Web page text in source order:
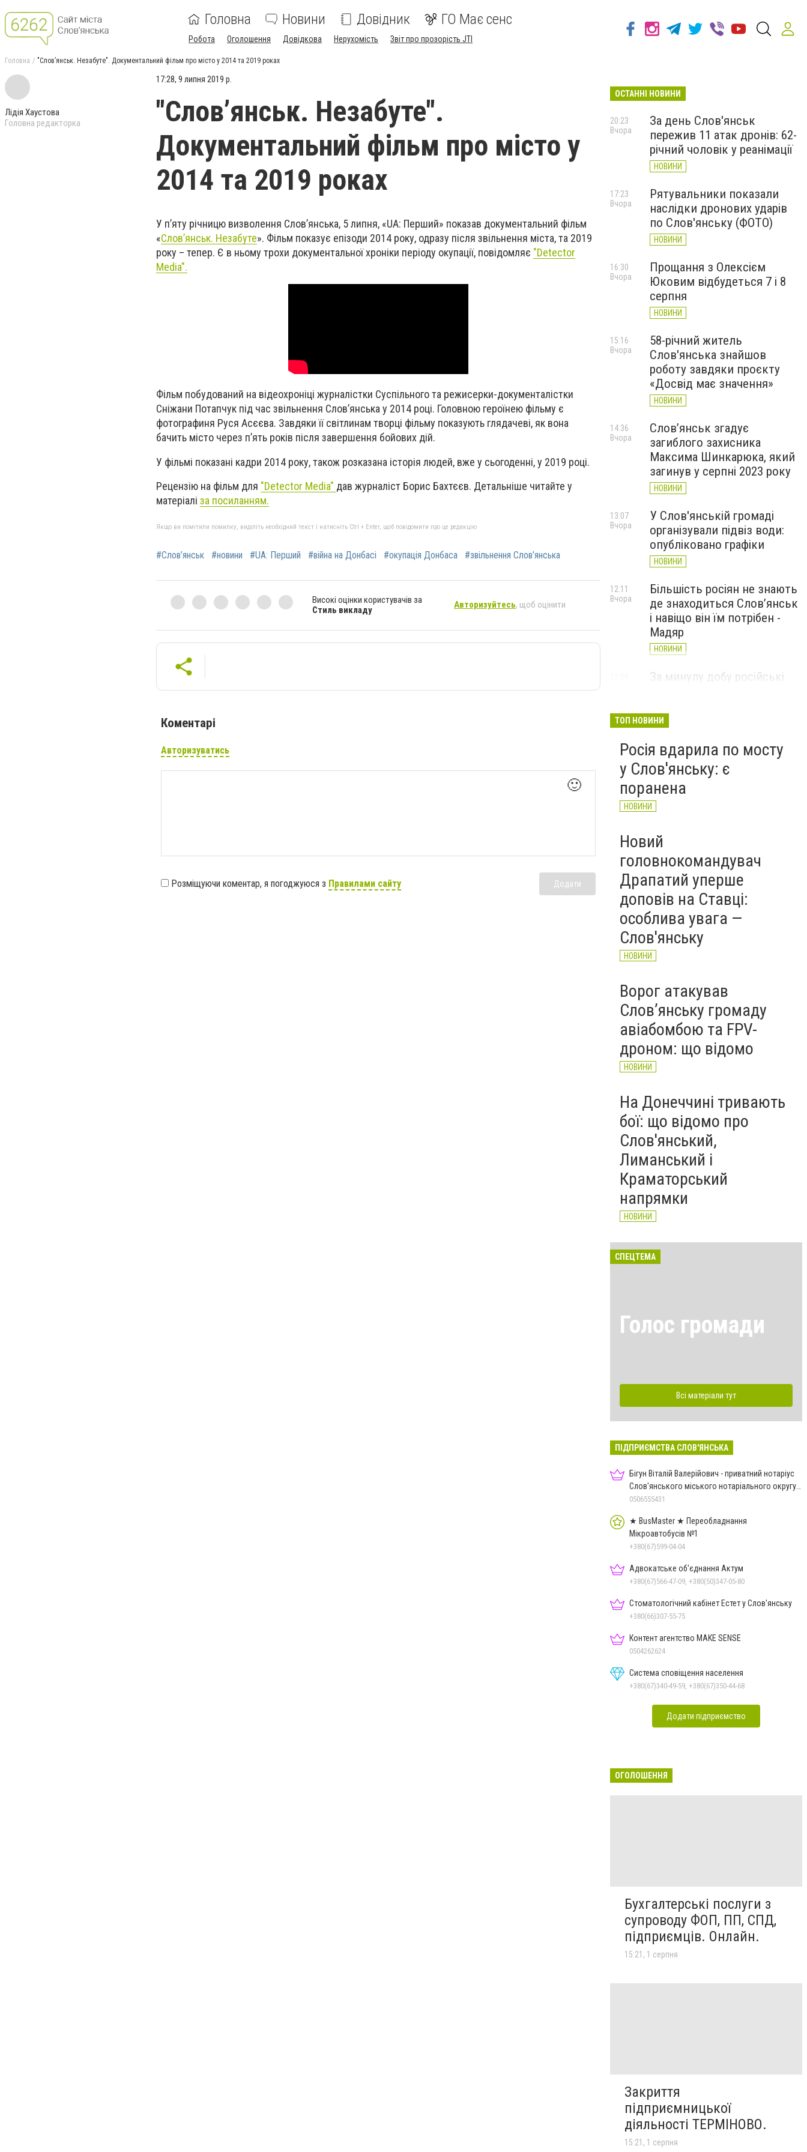
Головна Новини Довідник ГО Має сенс
Робота Оголошення Довідкова Нерухомість Звіт про прозорість JTI
Головна "Слов’янськ. Незабуте". Документальний фільм про місто у 2014 та 2019 роках
Лідія Хаустова
Головна редакторка
17:28, 9 липня 2019 р.
"Слов’янськ. Незабуте".
Документальний фільм про місто у
2014 та 2019 роках
У п’яту річницю визволення Слов’янська, 5 липня, «UA: Перший» показав документальний фільм
«Слов’янськ. Незабуте». Фільм показує епізоди 2014 року, одразу після звільнення міста, та 2019
року – тепер. Є в ньому трохи документальної хроніки періоду окупації, повідомляє "Detector
Media".
Фільм побудований на відеохроніці журналістки Суспільного та режисерки-документалістки
Сніжани Потапчук під час звільнення Cлов’янська у 2014 році. Головною героїнею фільму є
фотографиня Руся Асєєва. Завдяки її світлинам творці фільму показують глядачеві, як вона
бачить місто через п’ять років після завершення бойових дій.
У фільмі показані кадри 2014 року, також розказана історія людей, вже у сьогоденні, у 2019 році.
Рецензію на фільм для "Detector Media" дав журналіст Борис Бахтєєв. Детальніше читайте у
матеріалі за посиланням.
Якщо ви помітили помилку, виділіть необхідний текст і натисніть Ctrl + Enter, щоб повідомити про це редакцію
#Слов’янськ #новини #UA: Перший #війна на Донбасі #окупація Донбаса #звільнення Слов’янська
Високі оцінки користувачів за
Стиль викладу
Авторизуйтесь, щоб оцінити
Коментарі
Авторизуватись
🙂
Розміщуючи коментар, я погоджуюся з Правилами сайту Додати
ОСТАННІ НОВИНИ
За день Слов'янськ
пережив 11 атак дронів: 62-
річний чоловік у реанімації
НОВИНИ
20:23
Вчора
Рятувальники показали
наслідки дронових ударів
по Слов'янську (ФОТО)
НОВИНИ
17:23
Вчора
Прощання з Олексієм
Юковим відбудеться 7 і 8
серпня
НОВИНИ
16:30
Вчора
58-річний житель
Слов'янська знайшов
роботу завдяки проєкту
«Досвід має значення»
НОВИНИ
15:16
Вчора
Слов’янськ згадує
загиблого захисника
Максима Шинкарюка, який
загинув у серпні 2023 року
НОВИНИ
14:36
Вчора
У Слов'янській громаді
організували підвіз води:
опубліковано графіки
НОВИНИ
13:07
Вчора
Більшість росіян не знають
де знаходиться Слов’янськ
і навіщо він їм потрібен -
Мадяр
НОВИНИ
12:11
Вчора
За минулу добу російські
великої війни: 6 серпня
ТОП НОВИНИ
Росія вдарила по мосту
у Слов'янську: є
поранена
НОВИНИ
Новий
головнокомандувач
Драпатий уперше
доповів на Ставці:
особлива увага —
Слов'янську
НОВИНИ
Ворог атакував
Слов’янську громаду
авіабомбою та FPV-
дроном: що відомо
НОВИНИ
На Донеччині тривають
бої: що відомо про
Слов'янський,
Лиманський і
Краматорський
напрямки
НОВИНИ
СПЕЦТЕМА
Голос громади
Всі матеріали тут
ПІДПРИЄМСТВА СЛОВ'ЯНСЬКА
Бігун Віталій Валерійович - приватний нотаріус
Слов'янського міського нотаріального округу
Дон.обл.
0506555431
★ BusMaster ★ Переобладнання
Мікроавтобусів №1
+380(67)599-04-04
Адвокатське об'єднання Актум
+380(67)566-47-09, +380(50)347-05-80
Стоматологічний кабінет Естет у Слов'янську
+380(66)307-55-75
Контент агентство MAKE SENSE
0504262624
Система сповіщення населення
+380(67)340-49-59, +380(67)350-44-68
Додати підприємство
ОГОЛОШЕННЯ
Бухгалтерські послуги з
супроводу ФОП, ПП, СПД,
підприємців. Онлайн.
15:21, 1 серпня
Закриття
підприємницької
діяльності ТЕРМІНОВО.
15:21, 1 серпня